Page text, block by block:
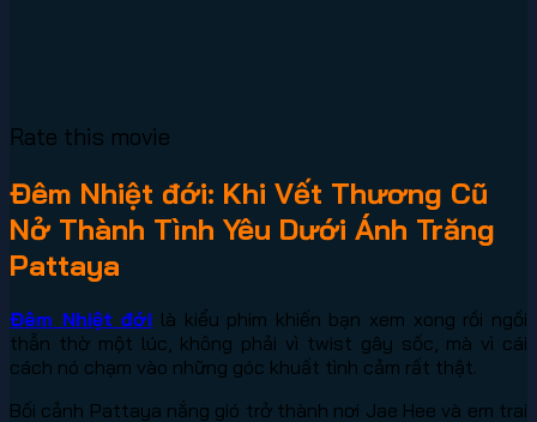
Rate this movie
Đêm Nhiệt đới: Khi Vết Thương Cũ
Nở Thành Tình Yêu Dưới Ánh Trăng
Pattaya
Đêm Nhiệt đới là kiểu phim khiến bạn xem xong rồi ngồi
thẫn thờ một lúc, không phải vì twist gây sốc, mà vì cái
cách nó chạm vào những góc khuất tình cảm rất thật.
Bối cảnh Pattaya nắng gió trở thành nơi Jae Hee và em trai